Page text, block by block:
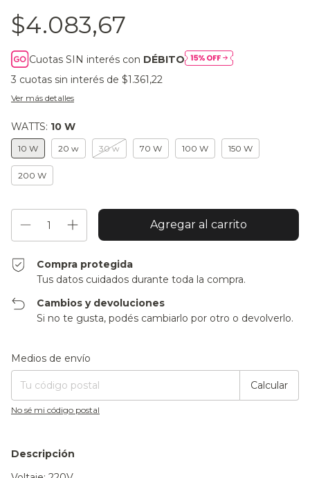
$4.083,67
Cuotas SIN interés con DÉBITO
3 cuotas sin interés de $1.361,22
Ver más detalles
WATTS: 10 W
10 W 20 w 30 w 70 W 100 W 150 W
200 W
Compra protegida
Tus datos cuidados durante toda la compra.
Cambios y devoluciones
Si no te gusta, podés cambiarlo por otro o devolverlo.
Entregas para el CP:
Medios de envío
Calcular
No sé mi código postal
Descripción